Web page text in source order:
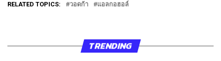
RELATED TOPICS: วอดก้า แอลกอฮอล์
TRENDING